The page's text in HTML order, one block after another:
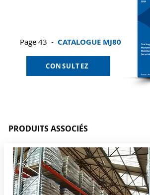
Page 43 - CATALOGUE MJ80
CONSULTEZ
PRODUITS ASSOCIÉS